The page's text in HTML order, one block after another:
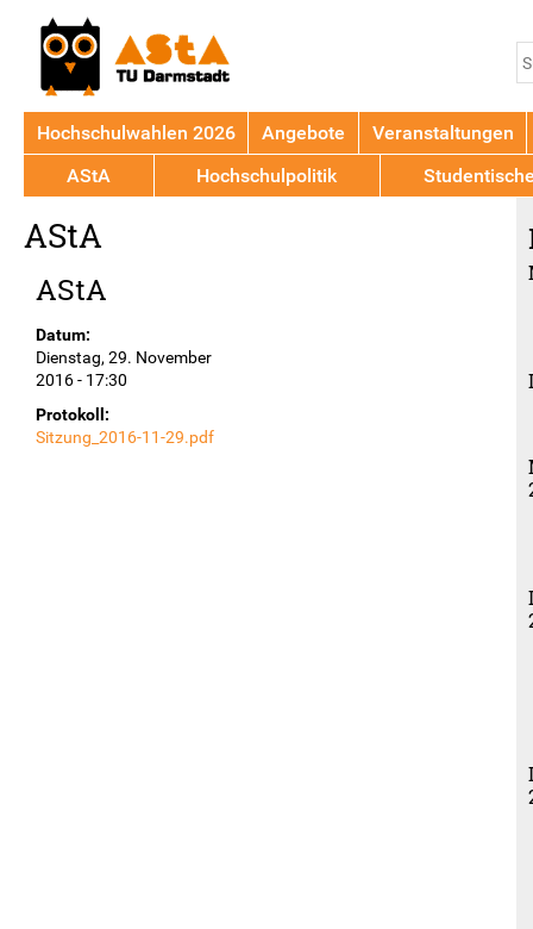
to
top
AStA
AStA
Datum:
Dienstag, 29. November
2016 - 17:30
Protokoll:
Sitzung_2016-11-29.pdf
Hochschulwahlen 2026 Angebote
Veranstaltungen
AStA
Hochschulpolitik